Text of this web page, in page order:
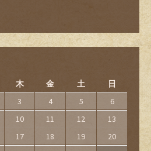
木 金 土
日
3 4 5
6
10 11 12
13
17 18 19
20